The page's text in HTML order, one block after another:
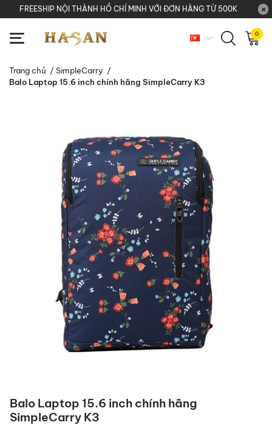
FREESHIP NỘI THÀNH HỒ CHÍ MINH VỚI ĐƠN HÀNG TỪ 500K
0
Trang chủ / SimpleCarry /
Balo Laptop 15.6 inch chính hãng SimpleCarry K3
Balo Laptop 15.6 inch chính hãng
SimpleCarry K3